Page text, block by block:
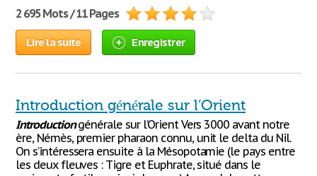
2 695 Mots / 11 Pages
Lire la suite Enregistrer
Introduction générale sur l’Orient
Introductiongénérale sur l’Orient Vers 3000 avant notre
ère, Némès, premier pharaon connu, unit le delta du Nil.
On s’intéressera ensuite à la Mésopotamie (le pays entre
les deux fleuves : Tigre et Euphrate, situé dans le